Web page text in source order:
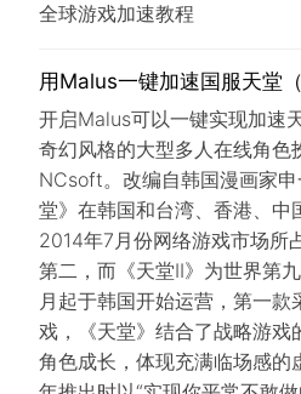
全球游戏加速教程
用Malus一键加速国服天堂
开启Malus可以一键实现加速
奇幻风格的大型多人在线角色
NCsoft。改编自韩国漫画家
堂》在韩国和台湾、香港、中
2014年7月份网络游戏市场所
第二，而《天堂II》为世界第
月起于韩国开始运营，第一
戏，《天堂》结合了战略游戏
角色成长，体现充满临场感